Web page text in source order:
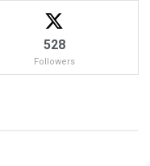
528
Followers